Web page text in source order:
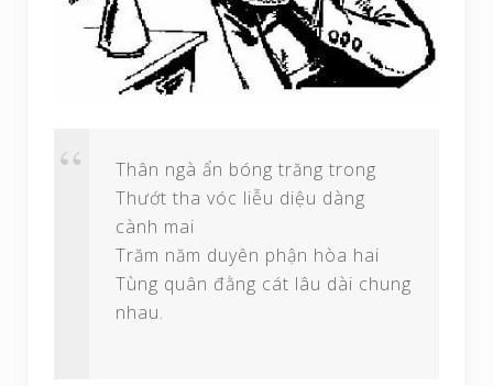
Thân ngà ẩn bóng trăng trong
Thướt tha vóc liễu diệu dàng
cành mai
Trăm năm duyên phận hòa hai
Tùng quân đằng cát lâu dài chung
nhau.